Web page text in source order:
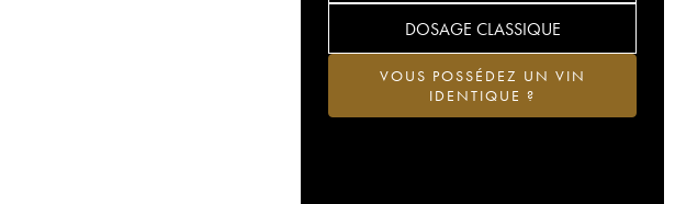
DOSAGE CLASSIQUE
VOUS POSSÉDEZ UN VIN
IDENTIQUE ?